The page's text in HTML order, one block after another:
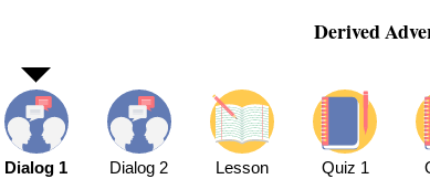
Derived
Dialog 1 Dialog 2 Lesson Quiz 1